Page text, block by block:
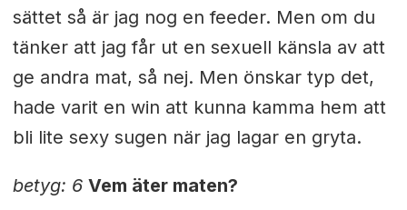
sättet så är jag nog en feeder. Men om du
tänker att jag får ut en sexuell känsla av att
ge andra mat, så nej. Men önskar typ det,
hade varit en win att kunna kamma hem att
bli lite sexy sugen när jag lagar en gryta.
betyg: 6 Vem äter maten?